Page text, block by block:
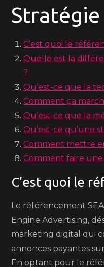
Stratégie
C’est quoi le
Quelle est la
?
Qu’est-ce que la
Comment ça
Qu’est-ce que la
Qu’est-ce qu’une
Comment mettre
Comment faire une
C’est quoi le
Le référencement
Engine Advertising,
marketing digital qui
annonces payantes
En optant pour le